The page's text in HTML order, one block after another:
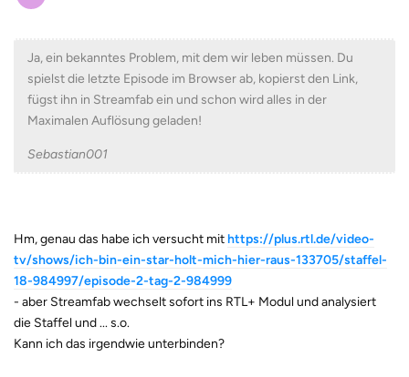
Ja, ein bekanntes Problem, mit dem wir leben müssen. Du
spielst die letzte Episode im Browser ab, kopierst den Link,
fügst ihn in Streamfab ein und schon wird alles in der
Maximalen Auflösung geladen!
Sebastian001
Hm, genau das habe ich versucht mithttps://plus.rtl.de/video-
tv/shows/ich-bin-ein-star-holt-mich-hier-raus-133705/staffel-
18-984997/episode-2-tag-2-984999
- aber Streamfab wechselt sofort ins RTL+ Modul und analysiert
die Staffel und ... s.o.
Kann ich das irgendwie unterbinden?